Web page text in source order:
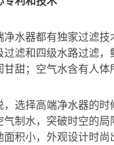
净水器都有独家过滤
过滤和四级水路过滤
甜；空气水含有人
，选择高端净水器的
气制水，突破时空的
积小，外观设计时